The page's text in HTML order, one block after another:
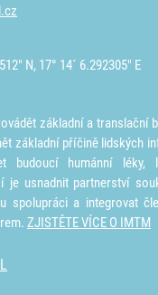
N, 17° 14´ 6.292305" E
základní a translační
základní příčině lidských
budoucí humánní léky,
je usnadnit partnerství
spolupráci a integrovat
ZJISTĚTE VÍCE O IMTM